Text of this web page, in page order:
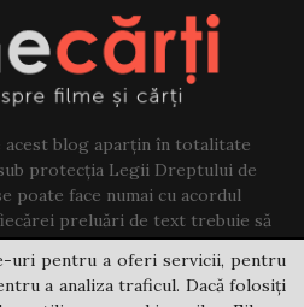
blog aparțin în totalitate
protecția Legii Dreptului de
poate face numai cu acordul
preluări de text trebuie să
către acest blog.
jovi@filme-carti.ro
uri pentru a oferi servicii, pentru
a analiza traficul. Dacă folosiți